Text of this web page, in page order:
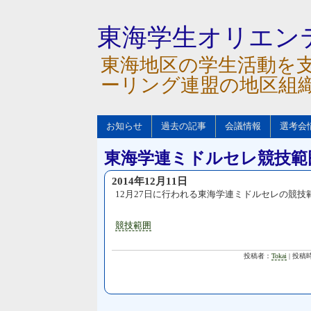
東海学生オリエン
東海地区の学生活動を
ーリング連盟の地区組
お知らせ 過去の記事 会議情報 選考会
東海学連ミドルセレ競技
2014年12月11日
12月27日に行われる東海学連ミドルセレの競技
競技範囲
投稿者： Tokai | 投稿